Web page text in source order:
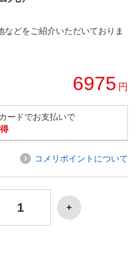
どをご紹介いただいておりま
6975 円
ードでお支払いで
コメリポイントについて